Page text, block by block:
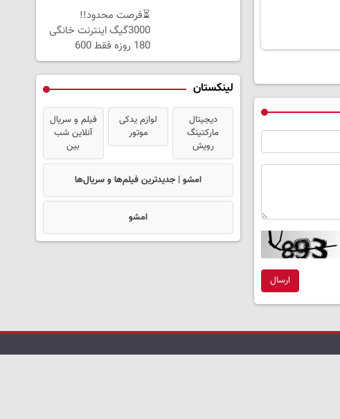
ارسال
⏳فرصت محدود!!
3000گیگ اینترنت خانگی
180 روزه فقط 600
هزارتومان!!
لینکستان
دیجیتال
مارکتینگ
رویش
لوازم یدکی
موتور
فیلم و سریال
آنلاین شب
بین
امشو | جدیدترین فیلم‌ها و سریال‌ها
امشو